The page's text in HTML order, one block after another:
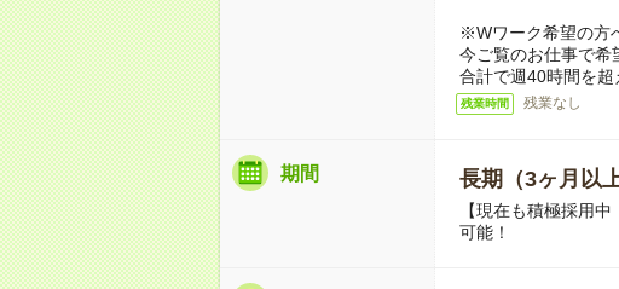
※Wワーク希望の方
今ご覧のお仕事で希
合計で週40時間を超
残業時間 残業なし
期間 長期（3ヶ月以上
【現在も積極採用
可能！